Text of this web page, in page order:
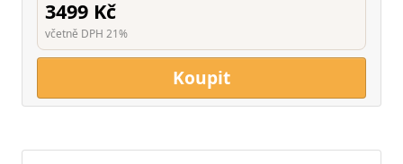
3499 Kč
včetně DPH 21%
Koupit